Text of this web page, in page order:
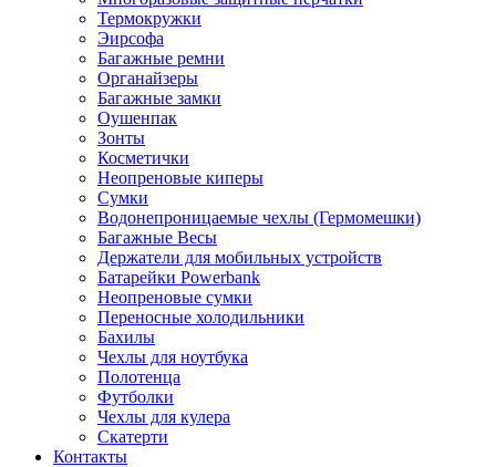
Термокружки
Эирсофа
Багажные ремни
Органайзеры
Багажные замки
Оушенпак
Зонты
Косметички
Неопреновые киперы
Сумки
Водонепроницаемые чехлы (Гермомешки)
Багажные Весы
Держатели для мобильных устройств
Батарейки Powerbank
Неопреновые сумки
Переносные холодильники
Бахилы
Чехлы для ноутбука
Полотенца
Футболки
Чехлы для кулера
Скатерти
Контакты